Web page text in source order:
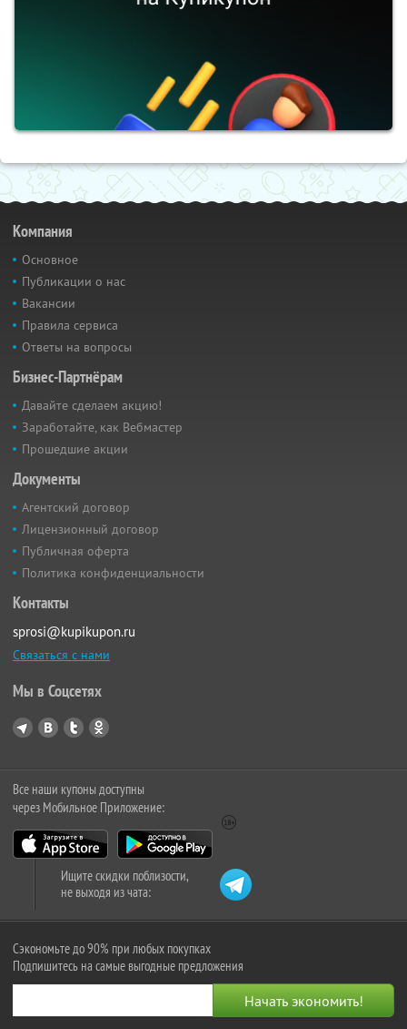
Компания
Основное
Публикации о нас
Вакансии
Правила сервиса
Ответы на вопросы
Бизнес-Партнёрам
Давайте сделаем акцию!
Заработайте, как Вебмастер
Прошедшие акции
Документы
Агентский договор
Лицензионный договор
Публичная оферта
Политика конфиденциальности
Контакты
sprosi@kupikupon.ru
Связаться с нами
Мы в Соцсетях
Все наши купоны доступны
через Мобильное Приложение:
Ищите скидки поблизости,
не выходя из чата:
Сэкономьте до 90% при любых покупках
Подпишитесь на самые выгодные предложения